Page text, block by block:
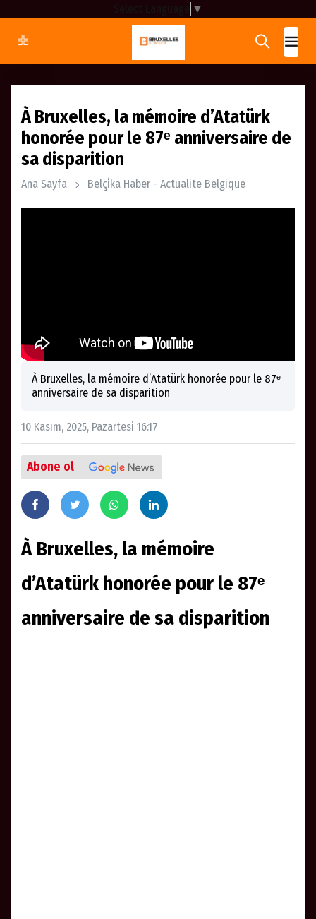
▼
À Bruxelles, la mémoire d’Atatürk
honorée pour le 87ᵉ anniversaire de
sa disparition
Ana Sayfa Belçi̇ka Haber - Actualite Belgique
À Bruxelles, la mémoire d’Atatürk honorée pour le 87ᵉ
anniversaire de sa disparition
10 Kasım, 2025, Pazartesi 16:17
Abone ol
À Bruxelles, la mémoire
d’Atatürk honorée pour le 87ᵉ
anniversaire de sa disparition